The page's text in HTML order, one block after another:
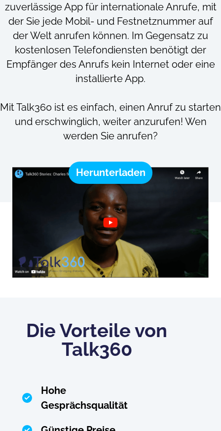
zuverlässige App für internationale Anrufe, mit
der Sie jede Mobil- und Festnetznummer auf
der Welt anrufen können. Im Gegensatz zu
kostenlosen Telefondiensten benötigt der
Empfänger des Anrufs kein Internet oder eine
installierte App.
Mit Talk360 ist es einfach, einen Anruf zu starten
und erschwinglich, weiter anzurufen! Wen
werden Sie anrufen?
Herunterladen
Die Vorteile von
Talk360
Hohe
Gesprächsqualität